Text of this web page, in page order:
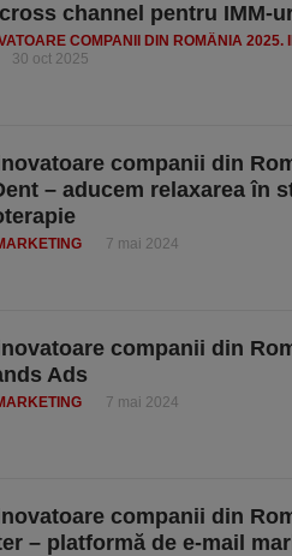
channel pentru IMM-
COMPANII DIN ROMÂNIA 2025.
30 oct 2025
companii din
– aducem relaxarea în
7 mai 2024
companii din
Ads
7 mai 2024
companii din
– platformă de e-mail